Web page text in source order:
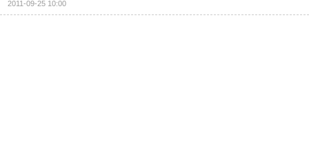
2011-09-25 10:00